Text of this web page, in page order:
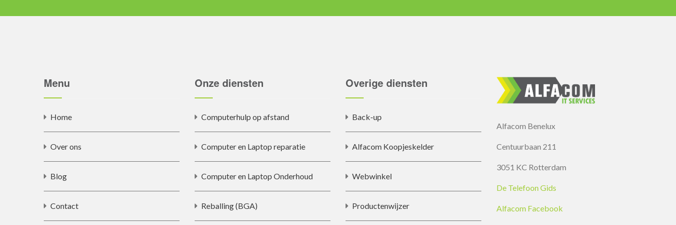
Menu
Home
Over ons
Blog
Contact
Onze diensten
Computerhulp op afstand
Computer en Laptop reparatie
Computer en Laptop Onderhoud
Reballing (BGA)
Overige diensten
Back-up
Alfacom Koopjeskelder
Webwinkel
Productenwijzer
Alfacom Benelux
Centuurbaan 211
3051 KC Rotterdam
De Telefoon Gids
Alfacom Facebook